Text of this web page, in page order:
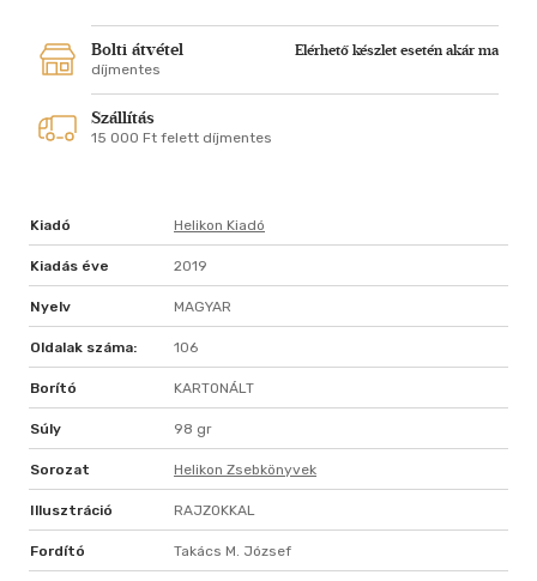
Bolti átvétel
Elérhető készlet esetén akár ma
díjmentes
Szállítás
15 000 Ft felett díjmentes
Kiadó Helikon Kiadó
Kiadás éve 2019
Nyelv MAGYAR
Oldalak száma: 106
Borító KARTONÁLT
Súly 98 gr
Sorozat Helikon Zsebkönyvek
Illusztráció RAJZOKKAL
Fordító Takács M. József